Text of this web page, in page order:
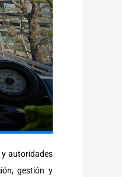
autoridades
gestión y